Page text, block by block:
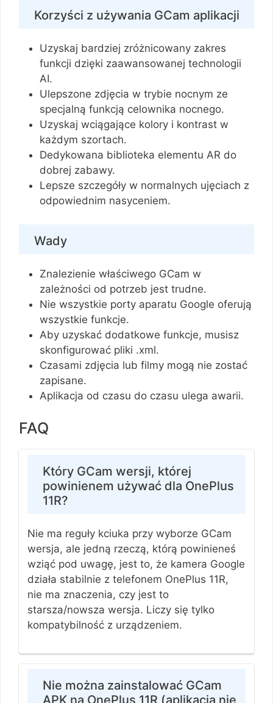
Korzyści z używania GCam aplikacji
Uzyskaj bardziej zróżnicowany zakres
funkcji dzięki zaawansowanej technologii
AI.
Ulepszone zdjęcia w trybie nocnym ze
specjalną funkcją celownika nocnego.
Uzyskaj wciągające kolory i kontrast w
każdym szortach.
Dedykowana biblioteka elementu AR do
dobrej zabawy.
Lepsze szczegóły w normalnych ujęciach z
odpowiednim nasyceniem.
Wady
Znalezienie właściwego GCam w
zależności od potrzeb jest trudne.
Nie wszystkie porty aparatu Google oferują
wszystkie funkcje.
Aby uzyskać dodatkowe funkcje, musisz
skonfigurować pliki .xml.
Czasami zdjęcia lub filmy mogą nie zostać
zapisane.
Aplikacja od czasu do czasu ulega awarii.
FAQ
Który GCam wersji, której
powinienem używać dla OnePlus
11R?
Nie ma reguły kciuka przy wyborze GCam
wersja, ale jedną rzeczą, którą powinieneś
wziąć pod uwagę, jest to, że kamera Google
działa stabilnie z telefonem OnePlus 11R,
nie ma znaczenia, czy jest to
starsza/nowsza wersja. Liczy się tylko
kompatybilność z urządzeniem.
Nie można zainstalować GCam